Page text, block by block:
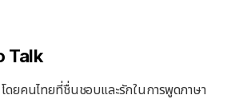
Talk
ดยคนไทยที่ชื่นชอบและรักในการพูดภาษา